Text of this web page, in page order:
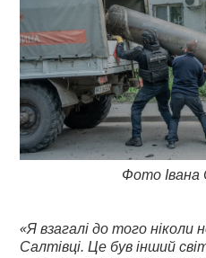
Фото Івана
«Я взагалі до того ніколи
Салтівці. Це був інший